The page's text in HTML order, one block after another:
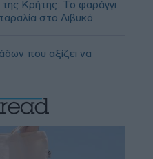
Κρήτης: Το φαράγγι
στο Λιβυκό
που αξίζει να